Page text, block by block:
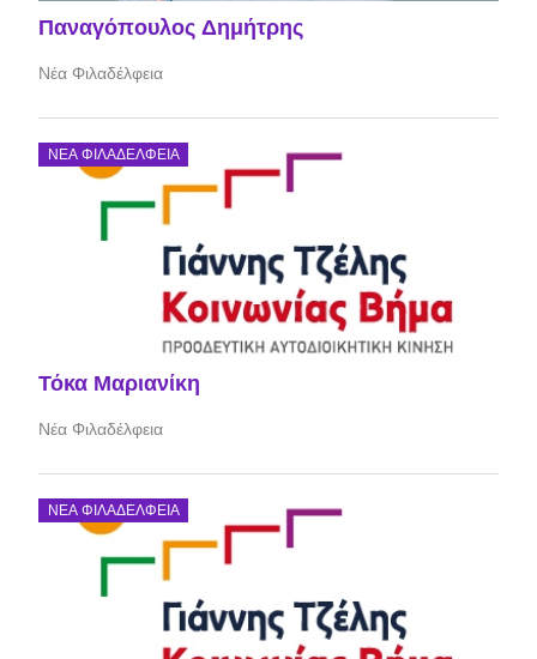
Παναγόπουλος Δημήτρης
Νέα Φιλαδέλφεια
ΝΈΑ ΦΙΛΑΔΈΛΦΕΙΑ
Τόκα Μαριανίκη
Νέα Φιλαδέλφεια
ΝΈΑ ΦΙΛΑΔΈΛΦΕΙΑ